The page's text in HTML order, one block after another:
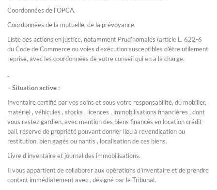
Coordonnées de l’OPCA.
Coordonnées de la mutuelle, de la prévoyance.
Liste des actions en justice, notamment Prud’homales (article L. 622-6
du Code de Commerce ou voies d’exécution susceptibles d’être utilement
reprise, avec les coordonnées de votre conseil qui en a la charge.
– Situation active :
Inventaire certifié par vos soins et sous votre responsabilité, du mobilier,
matériel , véhicules , stocks , licences , immobilisations financières , dont
vous restez gardien, avec mention des biens financés en location crédit-
bail, réserve de propriété pouvant donner lieu à revendication ou
restitution, bien gagés ou nantis , localisation de ces biens.
Livre d’inventaire et journal des immobilisations.
Il vous appartient de collaborer aux opérations d’inventaire et de prendre
contact immédiatement avec , désigné par le Tribunal.